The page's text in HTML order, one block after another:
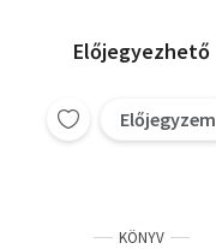
Előjegyezhető
Előjegyzem
KÖNYV